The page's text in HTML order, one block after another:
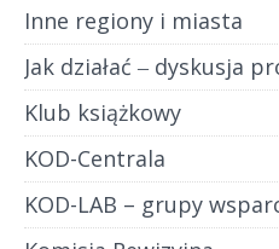
Inne regiony i miasta
Jak działać ‒ dyskusja
Klub książkowy
KOD-Centrala
KOD-LAB – grupy